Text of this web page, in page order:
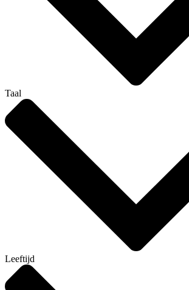
Taal
Leeftijd